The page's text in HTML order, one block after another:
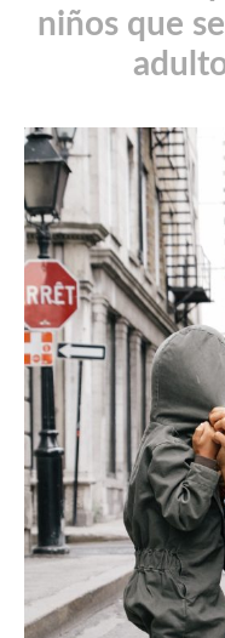
niños que